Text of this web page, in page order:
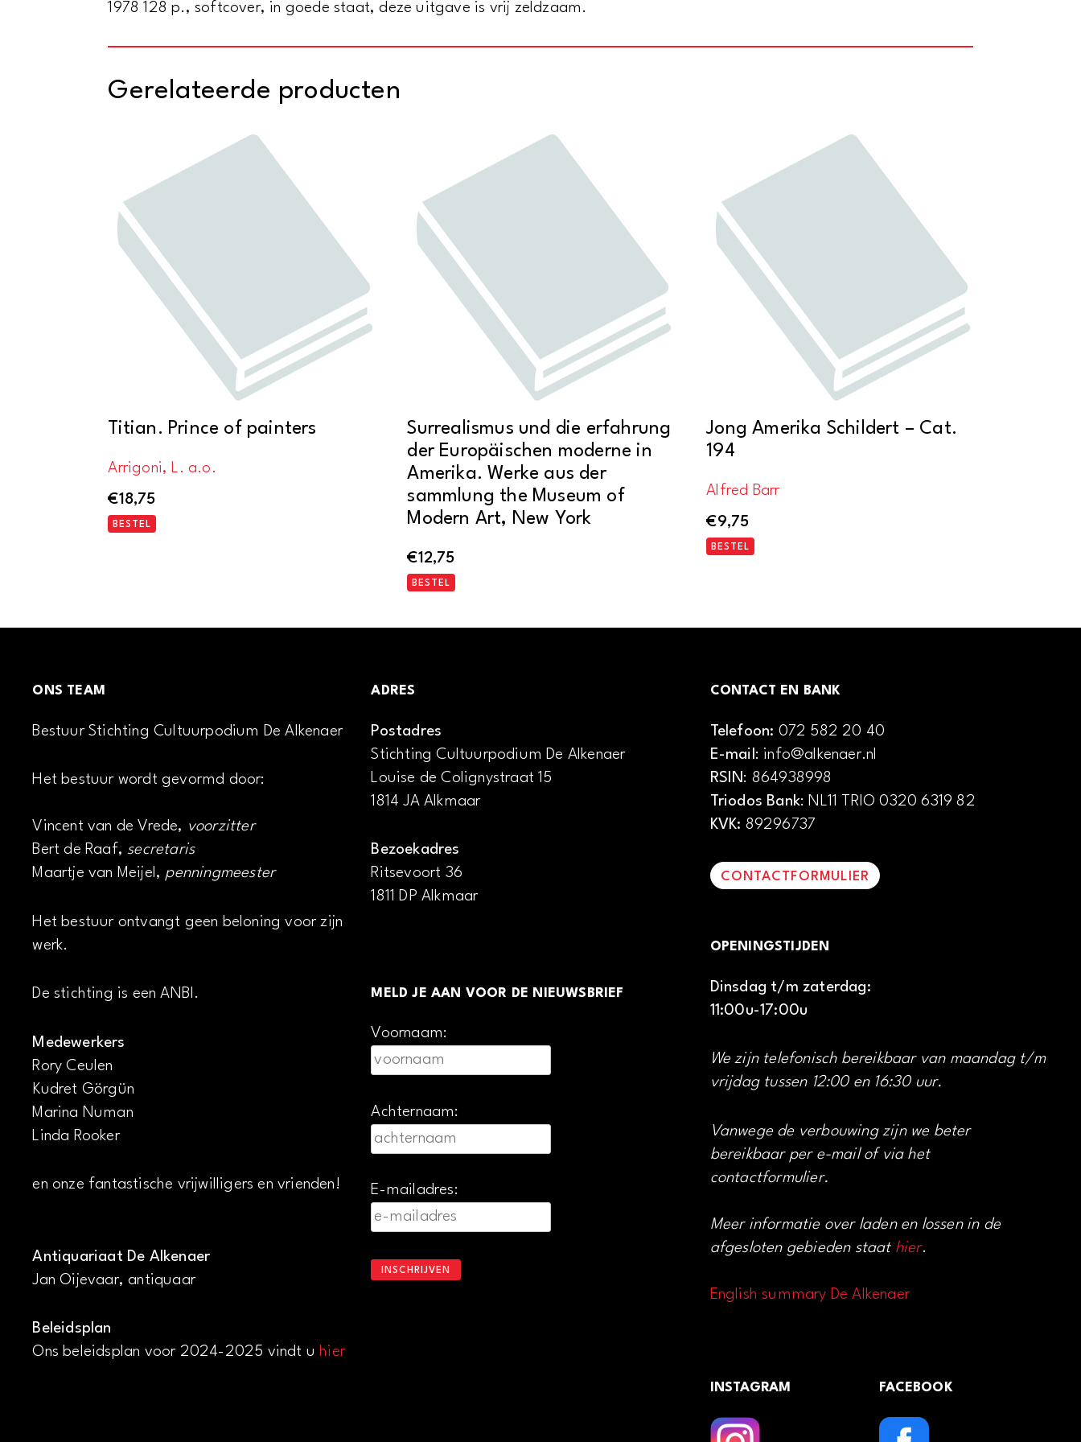
1978 128 p., softcover, in goede staat, deze uitgave is vrij zeldzaam.
Gerelateerde producten
Titian. Prince of painters
Arrigoni, L. a.o.
€18,75
BESTEL
Surrealismus und die erfahrung
der Europäischen moderne in
Amerika. Werke aus der
sammlung the Museum of
Modern Art, New York
€12,75
BESTEL
Jong Amerika Schildert – Cat.
194
Alfred Barr
€9,75
BESTEL
ONS TEAM
Bestuur Stichting Cultuurpodium De Alkenaer
Het bestuur wordt gevormd door:
Vincent van de Vrede, voorzitter
Bert de Raaf, secretaris
Maartje van Meijel, penningmeester
Het bestuur ontvangt geen beloning voor zijn
werk.
De stichting is een ANBI.
Medewerkers
Rory Ceulen
Kudret Görgün
Marina Numan
Linda Rooker
en onze fantastische vrijwilligers en vrienden!
Antiquariaat De Alkenaer
Jan Oijevaar, antiquaar
Beleidsplan
Ons beleidsplan voor 2024-2025 vindt uhier
ADRES
Postadres
Stichting Cultuurpodium De Alkenaer
Louise de Colignystraat 15
1814 JA Alkmaar
Bezoekadres
Ritsevoort 36
1811 DP Alkmaar
MELD JE AAN VOOR DE NIEUWSBRIEF
Voornaam:
Achternaam:
E-mailadres:
CONTACT EN BANK
Telefoon: 072 582 20 40
E-mail : info@alkenaer.nl
RSIN : 864938998
Triodos Bank: NL11 TRIO 0320 6319 82
KVK: 89296737
CONTACTFORMULIER
OPENINGSTIJDEN
Dinsdag t/m zaterdag:
11:00u-17:00u
We zijn telefonisch bereikbaar van maandag t/m
vrijdag tussen 12:00 en 16:30 uur.
Vanwege de verbouwing zijn we beter
bereikbaar per e-mail of via het
contactformulier.
Meer informatie over laden en lossen in de
afgesloten gebieden staat hier.
English summary De Alkenaer
INSTAGRAM FACEBOOK